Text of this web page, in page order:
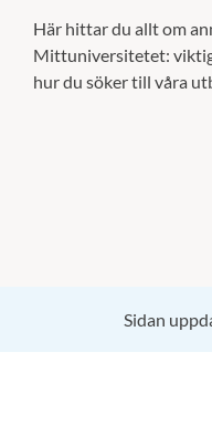
Här hittar du allt om
Mittuniversitetet:
hur du söker till våra
Sidan